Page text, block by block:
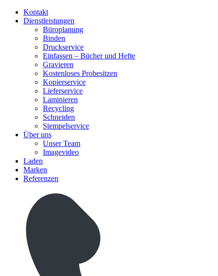
Kontakt
Dienstleistungen
Büroplanung
Binden
Druckservice
Einfassen – Bücher und Hefte
Gravieren
Kostenloses Probesitzen
Kopierservice
Lieferservice
Laminieren
Recycling
Schneiden
Stempelservice
Über uns
Unser Team
Imagevideo
Laden
Marken
Referenzen